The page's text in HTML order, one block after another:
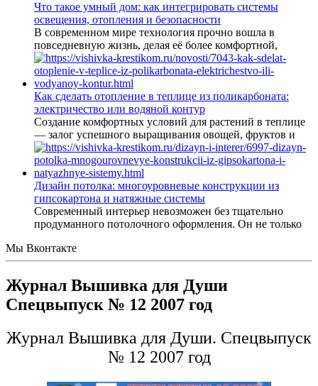
Что такое умный дом: как интегрировать системы
освещения, отопления и безопасности
В современном мире технология прочно вошла в
повседневную жизнь, делая её более комфортной,
Как сделать отопление в теплице из поликарбоната:
электричество или водяной контур
Создание комфортных условий для растений в теплице
— залог успешного выращивания овощей, фруктов и
Дизайн потолка: многоуровневые конструкции из
гипсокартона и натяжные системы
Современный интерьер невозможен без тщательно
продуманного потолочного оформления. Он не только
Мы Вконтакте
Журнал Вышивка для Души
Спецвыпуск № 12 2007 год
Журнал Вышивка для Души. Спецвыпуск
№ 12 2007 год